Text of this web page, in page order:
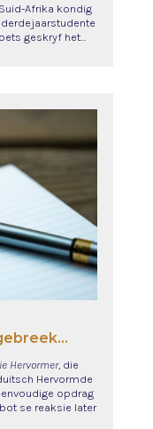
Afrika kondig
derdejaarstudente
geskryf het…
Hervormer, die
Hervormde
opdrag
se reaksie later